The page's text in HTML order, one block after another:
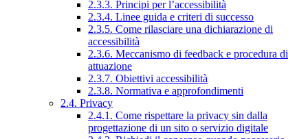
2.3.3. Principi per l’accessibilità
2.3.4. Linee guida e criteri di successo
2.3.5. Come rilasciare una dichiarazione di
accessibilità
2.3.6. Meccanismo di feedback e procedura di
attuazione
2.3.7. Obiettivi accessibilità
2.3.8. Normativa e approfondimenti
2.4. Privacy
2.4.1. Come rispettare la privacy sin dalla
progettazione di un sito o servizio digitale